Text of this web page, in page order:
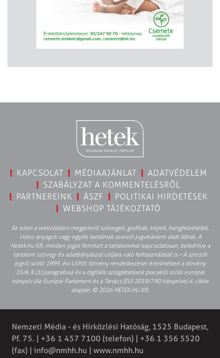
KAPCSOLAT MÉDIAAJÁNLAT
ADATVÉDELEM
SZABÁLYZAT A KOMMENTELÉSRŐL
PARTNEREINK
ÁSZF
POLITIKAI HIRDETÉSEK
WEBSHOP TÁJÉKOZTATÓ
Az ezen a weboldalon megjelenő szövegek, grafikák, képek, hangfelvételek,
video anyagok vagy egyéb tartalmak szerzői jogvédelem alatt állnak. A
Hetek.hu Kft. minden jogot fenntart a tartalommal kapcsolatosan, beleértve a
tartalom szöveg- és adatbányászat céljára való felhasználását is – A szerzői
jogról szóló 1999. évi LXXVI. törvény rendelkezései értelmében a törvény
35/A. § (1) paragrafusa és a digitális szolgáltatások piacairól szóló európai
irányelv (Az Európai Parlament és a Tanács (EU) 2019/790 Irányelve) 4. cikke
alapján. © 2026 HETEK.HU Kft.
Nemzeti Média - és Hírközlési Hatóság, 1525 Budapest,
Pf. 75. | +36 1 457 7100 (telefon) | +36 1 356 5520
(fax) | info@nmhh.hu | www.nmhh.hu